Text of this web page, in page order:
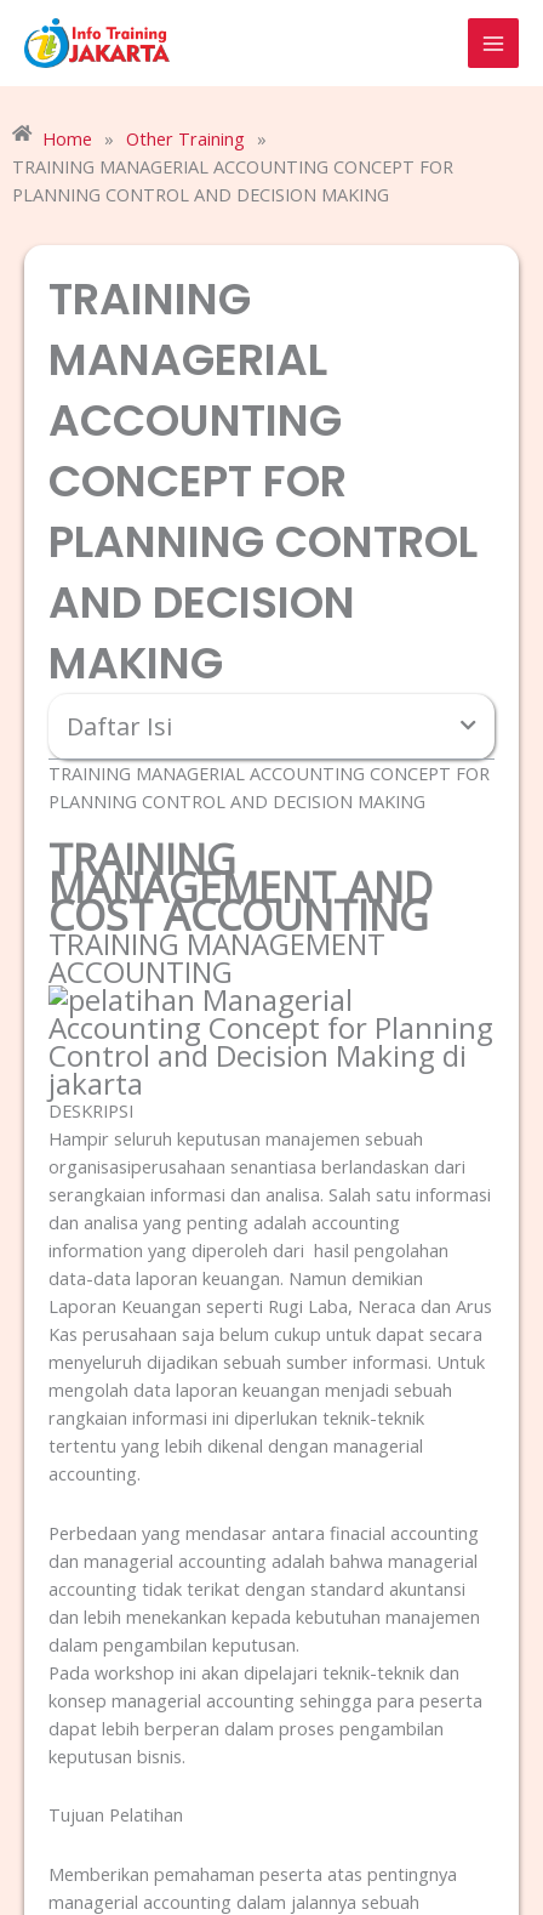
content
Home » Other Training »
TRAINING MANAGERIAL ACCOUNTING CONCEPT FOR
PLANNING CONTROL AND DECISION MAKING
TRAINING
MANAGERIAL
ACCOUNTING
CONCEPT FOR
PLANNING CONTROL
AND DECISION
MAKING
Daftar Isi
TRAINING MANAGERIAL ACCOUNTING CONCEPT FOR
PLANNING CONTROL AND DECISION MAKING
TRAINING
MANAGEMENT AND
COST ACCOUNTING
TRAINING MANAGEMENT
ACCOUNTING
DESKRIPSI
Hampir seluruh keputusan manajemen sebuah
organisasiperusahaan senantiasa berlandaskan dari
serangkaian informasi dan analisa. Salah satu informasi
dan analisa yang penting adalah accounting
information yang diperoleh dari hasil pengolahan
data-data laporan keuangan. Namun demikian
Laporan Keuangan seperti Rugi Laba, Neraca dan Arus
Kas perusahaan saja belum cukup untuk dapat secara
menyeluruh dijadikan sebuah sumber informasi. Untuk
mengolah data laporan keuangan menjadi sebuah
rangkaian informasi ini diperlukan teknik-teknik
tertentu yang lebih dikenal dengan managerial
accounting.
Perbedaan yang mendasar antara finacial accounting
dan managerial accounting adalah bahwa managerial
accounting tidak terikat dengan standard akuntansi
dan lebih menekankan kepada kebutuhan manajemen
dalam pengambilan keputusan.
Pada workshop ini akan dipelajari teknik-teknik dan
konsep managerial accounting sehingga para peserta
dapat lebih berperan dalam proses pengambilan
keputusan bisnis.
Tujuan Pelatihan
Memberikan pemahaman peserta atas pentingnya
managerial accounting dalam jalannya sebuah